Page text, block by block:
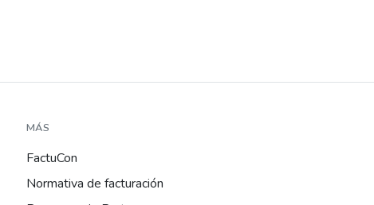
MÁS
FactuCon
Normativa de facturación